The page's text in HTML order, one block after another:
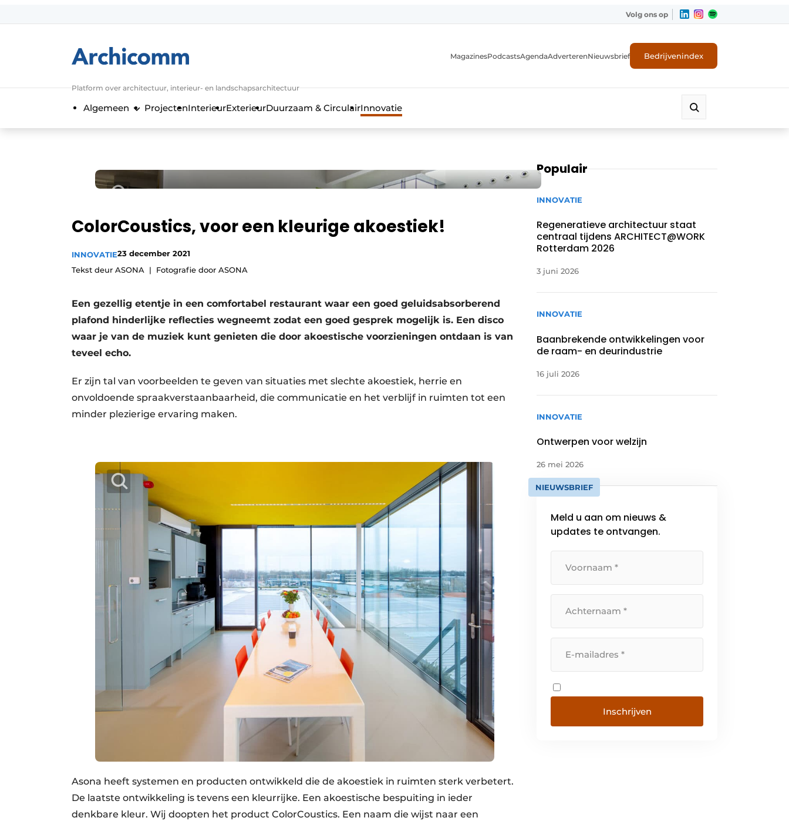
Algemene voorwaarden
Privacy / Cookie statement
Volg ons op
Platform over architectuur, interieur- en landschapsarchitectuur
MagazinesPodcastsAgendaAdverterenNieuwsbrief Bedrijvenindex
Algemeen ProjectenInterieurExterieurDuurzaam & CirculairInnovatie
ColorCoustics, voor een kleurige akoestiek!
INNOVATIE23 december 2021
Tekst deur ASONA
Fotografie door ASONA
Een gezellig etentje in een comfortabel restaurant waar een goed geluidsabsorberend
plafond hinderlijke reflecties wegneemt zodat een goed gesprek mogelijk is. Een disco
waar je van de muziek kunt genieten die door akoestische voorzieningen ontdaan is van
teveel echo.
Er zijn tal van voorbeelden te geven van situaties met slechte akoestiek, herrie en
onvoldoende spraakverstaanbaarheid, die communicatie en het verblijf in ruimten tot een
minder plezierige ervaring maken.
Asona heeft systemen en producten ontwikkeld die de akoestiek in ruimten sterk verbetert.
De laatste ontwikkeling is tevens een kleurrijke. Een akoestische bespuiting in ieder
denkbare kleur. Wij doopten het product ColorCoustics. Een naam die wijst naar een
Populair
INNOVATIE
Regeneratieve architectuur staat
centraal tijdens ARCHITECT@WORK
Rotterdam 2026
3 juni 2026
INNOVATIE
Baanbrekende ontwikkelingen voor
de raam- en deurindustrie
16 juli 2026
INNOVATIE
Ontwerpen voor welzijn
26 mei 2026
NIEUWSBRIEF
Meld u aan om nieuws &
updates te ontvangen.
Inschrijven